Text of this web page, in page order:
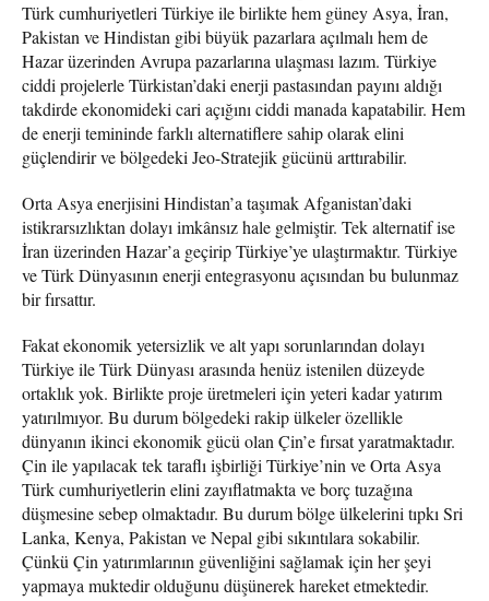
Türk cumhuriyetleri Türkiye ile birlikte hem güney Asya, İran,
Pakistan ve Hindistan gibi büyük pazarlara açılmalı hem de
Hazar üzerinden Avrupa pazarlarına ulaşması lazım. Türkiye
ciddi projelerle Türkistan’daki enerji pastasından payını aldığı
takdirde ekonomideki cari açığını ciddi manada kapatabilir. Hem
de enerji temininde farklı alternatiflere sahip olarak elini
güçlendirir ve bölgedeki Jeo-Stratejik gücünü arttırabilir.
Orta Asya enerjisini Hindistan’a taşımak Afganistan’daki
istikrarsızlıktan dolayı imkânsız hale gelmiştir. Tek alternatif ise
İran üzerinden Hazar’a geçirip Türkiye’ye ulaştırmaktır. Türkiye
ve Türk Dünyasının enerji entegrasyonu açısından bu bulunmaz
bir fırsattır.
Fakat ekonomik yetersizlik ve alt yapı sorunlarından dolayı
Türkiye ile Türk Dünyası arasında henüz istenilen düzeyde
ortaklık yok. Birlikte proje üretmeleri için yeteri kadar yatırım
yatırılmıyor. Bu durum bölgedeki rakip ülkeler özellikle
dünyanın ikinci ekonomik gücü olan Çin’e fırsat yaratmaktadır.
Çin ile yapılacak tek taraflı işbirliği Türkiye’nin ve Orta Asya
Türk cumhuriyetlerin elini zayıflatmakta ve borç tuzağına
düşmesine sebep olmaktadır. Bu durum bölge ülkelerini tıpkı Sri
Lanka, Kenya, Pakistan ve Nepal gibi sıkıntılara sokabilir.
Çünkü Çin yatırımlarının güvenliğini sağlamak için her şeyi
yapmaya muktedir olduğunu düşünerek hareket etmektedir.